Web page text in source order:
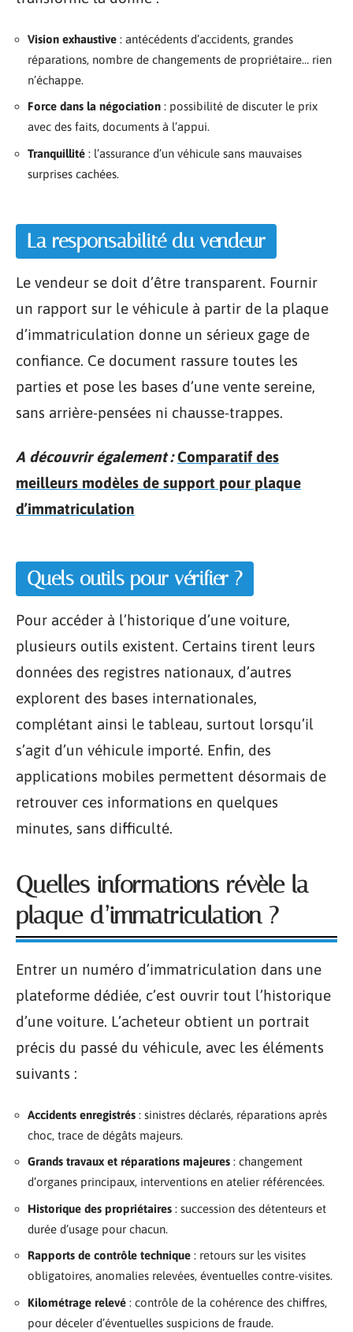
Vision exhaustive : antécédents d’accidents, grandes
réparations, nombre de changements de propriétaire… rien
n’échappe.
Force dans la négociation : possibilité de discuter le prix
avec des faits, documents à l’appui.
Tranquillité : l’assurance d’un véhicule sans mauvaises
surprises cachées.
La responsabilité du vendeur
Le vendeur se doit d’être transparent. Fournir
un rapport sur le véhicule à partir de la plaque
d’immatriculation donne un sérieux gage de
confiance. Ce document rassure toutes les
parties et pose les bases d’une vente sereine,
sans arrière-pensées ni chausse-trappes.
A découvrir également : Comparatif des
meilleurs modèles de support pour plaque
d’immatriculation
Quels outils pour vérifier ?
Pour accéder à l’historique d’une voiture,
plusieurs outils existent. Certains tirent leurs
données des registres nationaux, d’autres
explorent des bases internationales,
complétant ainsi le tableau, surtout lorsqu’il
s’agit d’un véhicule importé. Enfin, des
applications mobiles permettent désormais de
retrouver ces informations en quelques
minutes, sans difficulté.
Quelles informations révèle la
plaque d’immatriculation ?
Entrer un numéro d’immatriculation dans une
plateforme dédiée, c’est ouvrir tout l’historique
d’une voiture. L’acheteur obtient un portrait
précis du passé du véhicule, avec les éléments
suivants :
Accidents enregistrés : sinistres déclarés, réparations après
choc, trace de dégâts majeurs.
Grands travaux et réparations majeures : changement
d’organes principaux, interventions en atelier référencées.
Historique des propriétaires : succession des détenteurs et
durée d’usage pour chacun.
Rapports de contrôle technique : retours sur les visites
obligatoires, anomalies relevées, éventuelles contre-visites.
Kilométrage relevé : contrôle de la cohérence des chiffres,
pour déceler d’éventuelles suspicions de fraude.